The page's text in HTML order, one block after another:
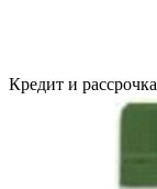
Кредит и рассрочка